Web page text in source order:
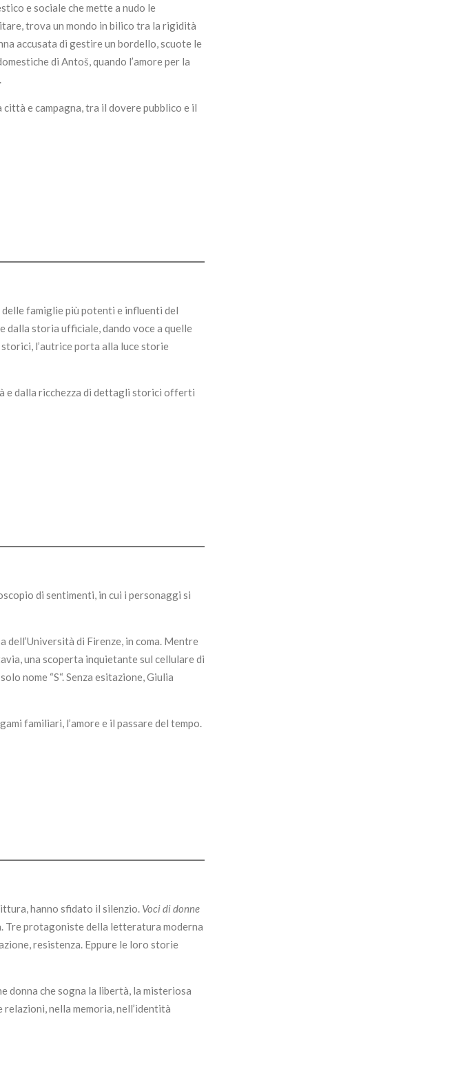
e sociale che mette a nudo le
trova un mondo in bilico tra la rigidità
accusata di gestire un bordello, scuote le
di Antoš, quando l’amore per la
e campagna, tra il dovere pubblico e il
famiglie più potenti e influenti del
dalla storia ufficiale, dando voce a quelle
l’autrice porta alla luce storie
e dalla ricchezza di dettagli storici offerti
di sentimenti, in cui i personaggi si
di Firenze, in coma. Mentre
una scoperta inquietante sul cellulare di
nome “S“. Senza esitazione, Giulia
familiari, l’amore e il passare del tempo.
hanno sfidato il silenzio. Voci di donne
Tre protagoniste della letteratura moderna
resistenza. Eppure le loro storie
donna che sogna la libertà, la misteriosa
nella memoria, nell’identità